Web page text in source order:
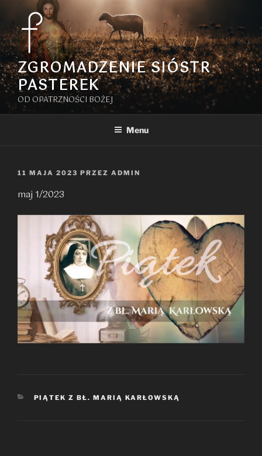
Przejdź
treści
ZGROMADZENIE SIÓSTR
PASTEREK
OD OPATRZNOŚCI BOŻEJ
Menu
OPUBLIKOWANE
11 MAJA 2023 PRZEZ ADMIN
maj 1/2023
KATEGORIE
PIĄTEK Z BŁ. MARIĄ KARŁOWSKĄ